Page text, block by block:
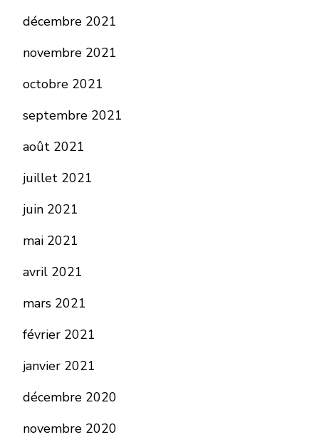
décembre 2021
novembre 2021
octobre 2021
septembre 2021
août 2021
juillet 2021
juin 2021
mai 2021
avril 2021
mars 2021
février 2021
janvier 2021
décembre 2020
novembre 2020